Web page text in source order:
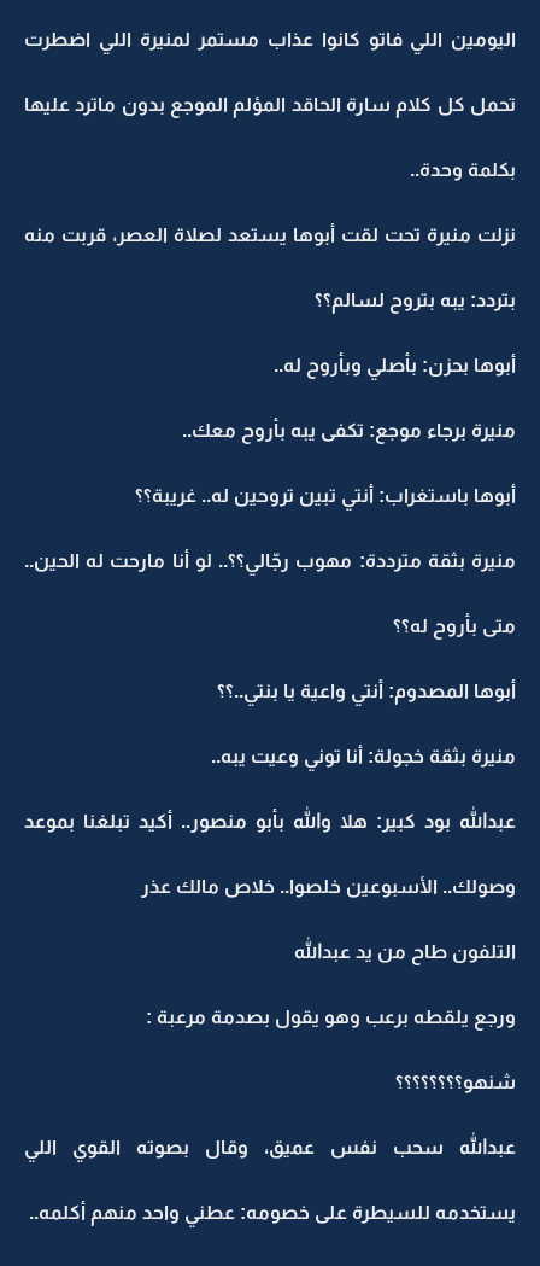
اليومين اللي فاتو كانوا عذاب مستمر لمنيرة اللي اضطرت
تحمل كل كلام سارة الحاقد المؤلم الموجع بدون ماترد عليها
بكلمة وحدة..
نزلت منيرة تحت لقت أبوها يستعد لصلاة العصر، قربت منه
بتردد: يبه بتروح لسالم؟؟
أبوها بحزن: بأصلي وبأروح له..
منيرة برجاء موجع: تكفى يبه بأروح معك..
أبوها باستغراب: أنتي تبين تروحين له.. غريبة؟؟
منيرة بثقة مترددة: مهوب رجّالي؟؟.. لو أنا مارحت له الحين..
متى بأروح له؟؟
أبوها المصدوم: أنتي واعية يا بنتي..؟؟
منيرة بثقة خجولة: أنا توني وعيت يبه..
عبدالله بود كبير: هلا والله بأبو منصور.. أكيد تبلغنا بموعد
وصولك.. الأسبوعين خلصوا.. خلاص مالك عذر
التلفون طاح من يد عبدالله
ورجع يلقطه برعب وهو يقول بصدمة مرعبة :
شنهو؟؟؟؟؟؟؟؟
عبدالله سحب نفس عميق، وقال بصوته القوي اللي
يستخدمه للسيطرة على خصومه: عطني واحد منهم أكلمه..